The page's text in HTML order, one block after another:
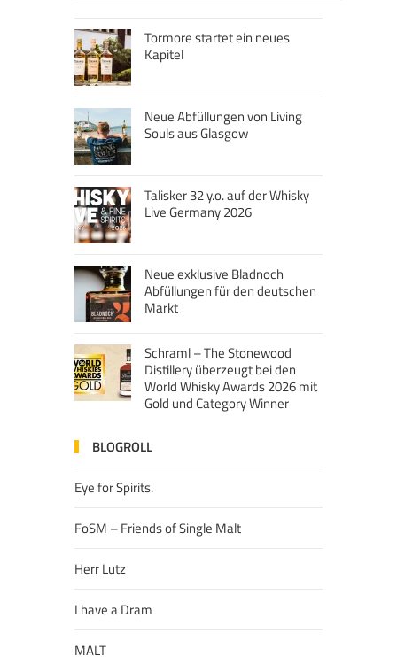
Tormore startet ein neues
Kapitel
Neue Abfüllungen von Living
Souls aus Glasgow
Talisker 32 y.o. auf der Whisky
Live Germany 2026
Neue exklusive Bladnoch
Abfüllungen für den deutschen
Markt
Schraml – The Stonewood
Distillery überzeugt bei den
World Whisky Awards 2026 mit
Gold und Category Winner
BLOGROLL
Eye for Spirits.
FoSM – Friends of Single Malt
Herr Lutz
I have a Dram
MALT